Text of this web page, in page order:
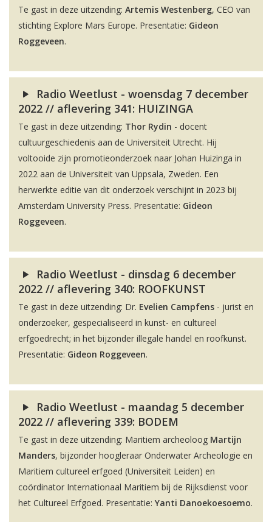
Te gast in deze uitzending: Artemis Westenberg, CEO van
stichting Explore Mars Europe. Presentatie: Gideon
Roggeveen.
Radio Weetlust - woensdag 7 december
2022 // aflevering 341: HUIZINGA
Te gast in deze uitzending: Thor Rydin - docent
cultuurgeschiedenis aan de Universiteit Utrecht. Hij
voltooide zijn promotieonderzoek naar Johan Huizinga in
2022 aan de Universiteit van Uppsala, Zweden. Een
herwerkte editie van dit onderzoek verschijnt in 2023 bij
Amsterdam University Press. Presentatie: Gideon
Roggeveen.
Radio Weetlust - dinsdag 6 december
2022 // aflevering 340: ROOFKUNST
Te gast in deze uitzending: Dr. Evelien Campfens - jurist en
onderzoeker, gespecialiseerd in kunst- en cultureel
erfgoedrecht; in het bijzonder illegale handel en roofkunst.
Presentatie: Gideon Roggeveen.
Radio Weetlust - maandag 5 december
2022 // aflevering 339: BODEM
Te gast in deze uitzending: Maritiem archeoloog Martijn
Manders, bijzonder hoogleraar Onderwater Archeologie en
Maritiem cultureel erfgoed (Universiteit Leiden) en
coördinator Internationaal Maritiem bij de Rijksdienst voor
het Cultureel Erfgoed. Presentatie: Yanti Danoekoesoemo.